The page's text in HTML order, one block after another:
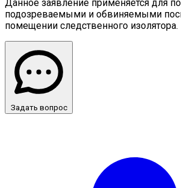
Данное заявление применяется для
подозреваемыми и обвиняемыми
помещении следственного изолятора.
Задать вопрос